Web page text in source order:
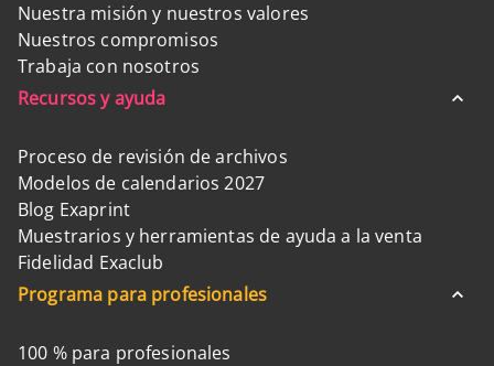
Nuestra misión y nuestros valores
Nuestros compromisos
Trabaja con nosotros
Recursos y ayuda
Proceso de revisión de archivos
Modelos de calendarios 2027
Blog Exaprint
Muestrarios y herramientas de ayuda a la venta
Fidelidad Exaclub
Programa para profesionales
100 % para profesionales